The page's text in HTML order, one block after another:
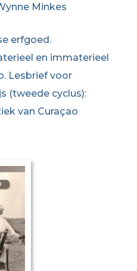
Minkes
erfgoed.
en immaterieel
Lesbrief voor
(tweede cyclus):
van Curaçao